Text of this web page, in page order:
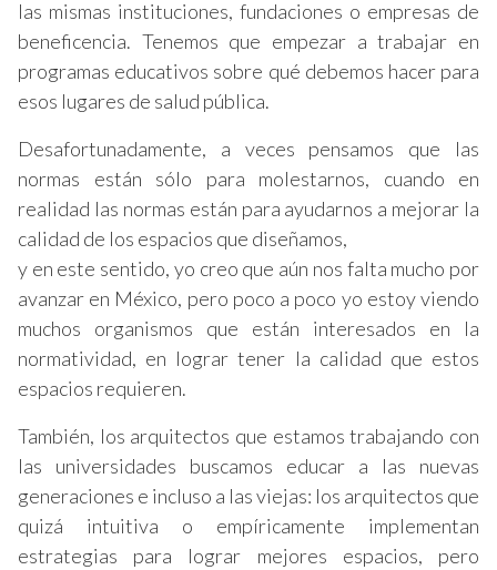
las mismas instituciones, fundaciones o empresas de
beneficencia. Tenemos que empezar a trabajar en
programas educativos sobre qué debemos hacer para
esos lugares de salud pública.
Desafortunadamente, a veces pensamos que las
normas están sólo para molestarnos, cuando en
realidad las normas están para ayudarnos a mejorar la
calidad de los espacios que diseñamos,
y en este sentido, yo creo que aún nos falta mucho por
avanzar en México, pero poco a poco yo estoy viendo
muchos organismos que están interesados en la
normatividad, en lograr tener la calidad que estos
espacios requieren.
También, los arquitectos que estamos trabajando con
las universidades buscamos educar a las nuevas
generaciones e incluso a las viejas: los arquitectos que
quizá intuitiva o empíricamente implementan
estrategias para lograr mejores espacios, pero